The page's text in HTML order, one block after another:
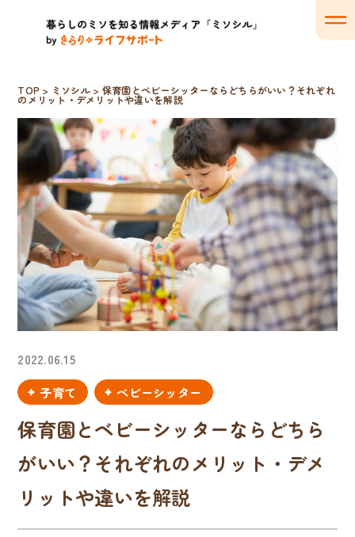
TOP > ミソシル > 保育園とベビーシッターならどちらがいい？それぞれ
のメリット・デメリットや違いを解説
2022.06.15
子育て
ベビーシッター
保育園とベビーシッターならどちら
がいい？それぞれのメリット・デメ
リットや違いを解説